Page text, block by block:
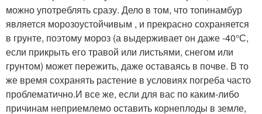
можно употреблять сразу. Дело в том, что топинамбур
является морозоустойчивым , и прекрасно сохраняется
в грунте, поэтому мороз (а выдерживает он даже -40°С,
если прикрыть его травой или листьями, снегом или
грунтом) может пережить, даже оставаясь в почве. В то
же время сохранять растение в условиях погреба часто
проблематично.И все же, если для вас по каким-либо
причинам неприемлемо оставить корнеплоды в земле,